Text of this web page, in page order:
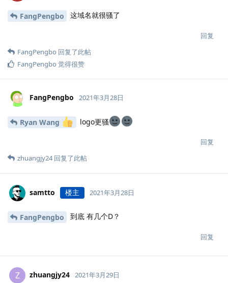
FangPengbo 这域名就很骚了
回复
FangPengbo 回复了此帖
FangPengbo 觉得很赞
FangPengbo 2021年3月28日
Ryan Wang logo更骚
回复
zhuangjy24回复了此帖
samtto 楼主 2021年3月28日
FangPengbo 到底 有几个D？
回复
Z zhuangjy24 2021年3月29日